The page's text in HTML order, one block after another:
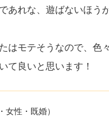
あれな、遊ばないほう
はモテそうなので、色
て良いと思います！
女性・既婚）